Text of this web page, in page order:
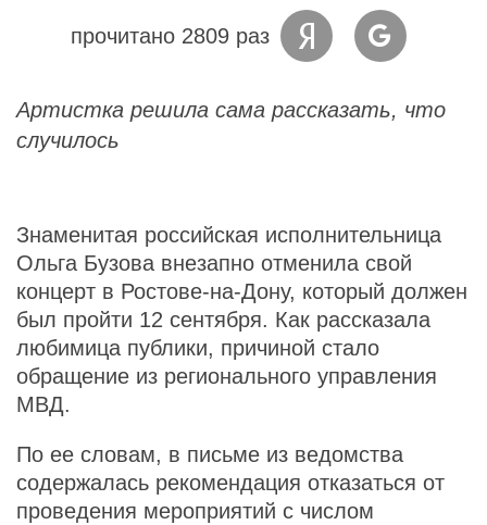
прочитано 2809 раз
Артистка решила сама рассказать, что
случилось
Знаменитая российская исполнительница
Ольга Бузова внезапно отменила свой
концерт в Ростове-на-Дону, который должен
был пройти 12 сентября. Как рассказала
любимица публики, причиной стало
обращение из регионального управления
МВД.
По ее словам, в письме из ведомства
содержалась рекомендация отказаться от
проведения мероприятий с числом